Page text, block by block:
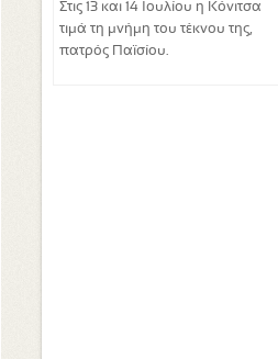
Στις 13 και 14 Ιουλίου η Κόνιτσα
τιμά τη μνήμη του τέκνου της,
πατρός Παϊσίου.